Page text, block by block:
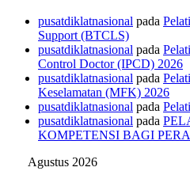
pusatdiklatnasional pada
Support (BTCLS)
pusatdiklatnasional pada
Control Doctor (IPCD) 2026
pusatdiklatnasional pada
Keselamatan (MFK) 2026
pusatdiklatnasional pada
pusatdiklatnasional pada
KOMPETENSI BAGI
Agustus 2026